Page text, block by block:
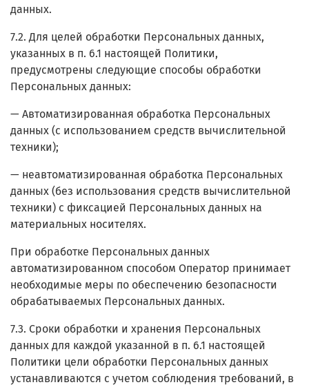
данных.
7.2. Для целей обработки Персональных данных,
указанных в п. 6.1 настоящей Политики,
предусмотрены следующие способы обработки
Персональных данных:
— Автоматизированная обработка Персональных
данных (с использованием средств вычислительной
техники);
— неавтоматизированная обработка Персональных
данных (без использования средств вычислительной
техники) с фиксацией Персональных данных на
материальных носителях.
При обработке Персональных данных
автоматизированном способом Оператор принимает
необходимые меры по обеспечению безопасности
обрабатываемых Персональных данных.
7.3. Сроки обработки и хранения Персональных
данных для каждой указанной в п. 6.1 настоящей
Политики цели обработки Персональных данных
устанавливаются с учетом соблюдения требований, в